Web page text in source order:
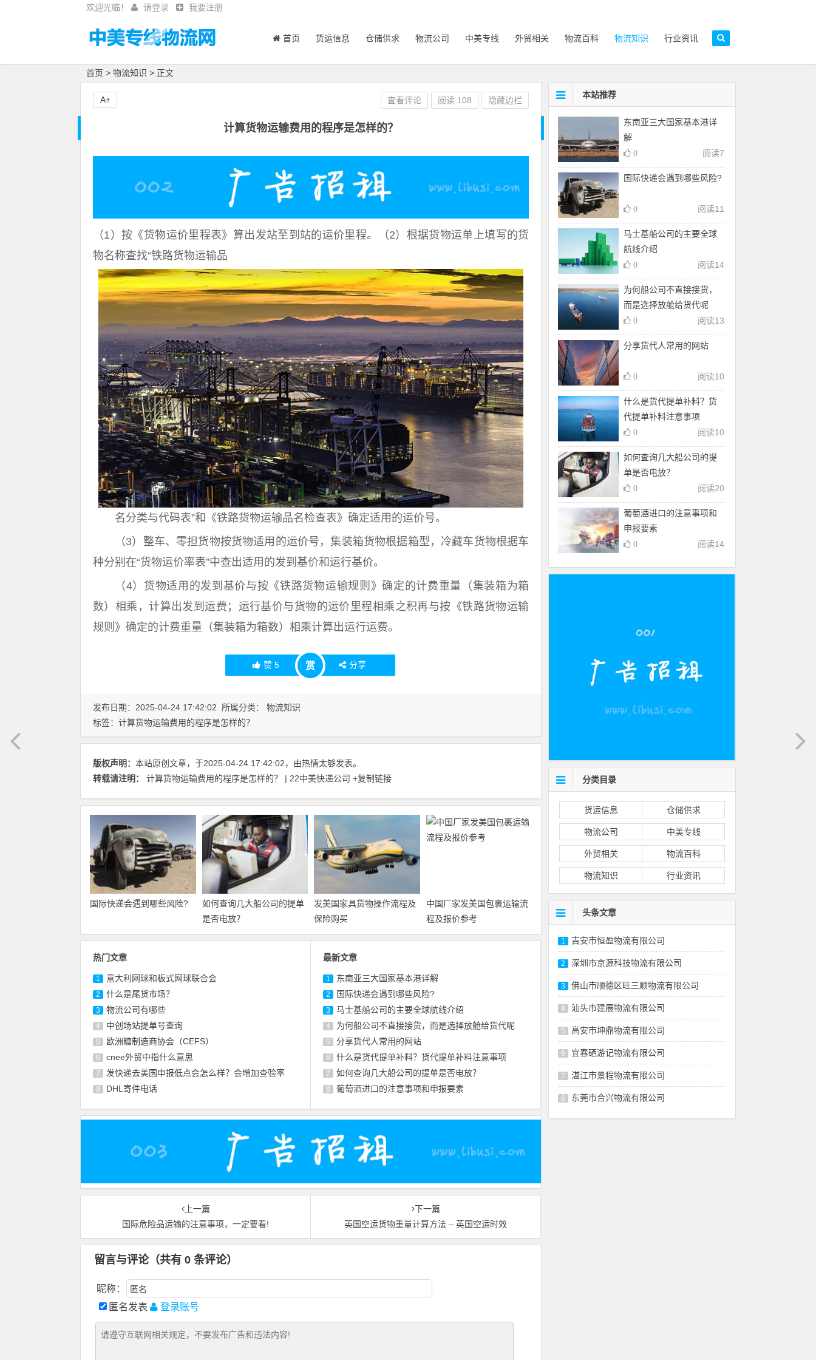
欢迎光临！ 请登录 我要注册
首页 货运信息 仓储供求 物流公司 中美专线 外贸相关 物流百科 物流知识 行业资讯
首页 > 物流知识 > 正文
计算货物运输费用的程序是怎样的？
（1）按《货物运价里程表》算出发站至到站的运价里程。（2）根据货物运单上填写的货
物名称查找“铁路货物运输品
名分类与代码表”和《铁路货物运输品名检查表》确定适用的运价号。
（3）整车、零担货物按货物适用的运价号，集装箱货物根据箱型，冷藏车货物根据车
种分别在“货物运价率表”中查出适用的发到基价和运行基价。
（4）货物适用的发到基价与按《铁路货物运输规则》确定的计费重量（集装箱为箱
数）相乘，计算出发到运费；运行基价与货物的运价里程相乘之积再与按《铁路货物运输
规则》确定的计费重量（集装箱为箱数）相乘计算出运行运费。
赞5 赏 分享
查看评论 阅读 108 隐藏边栏
A+
发布日期：2025-04-24 17:42:02 所属分类： 物流知识
标签： 计算货物运输费用的程序是怎样的？
版权声明： 本站原创文章，于2025-04-24 17:42:02，由热情太够发表。
转载请注明：
计算货物运输费用的程序是怎样的？ | 22中美快递公司 +复制链接
国际快递会遇到哪些风险?
如何查询几大船公司的提单
是否电放？
发美国家具货物操作流程及
保险购买
中国厂家发美国包裹运输流
程及报价参考
热门文章
1 意大利网球和板式网球联合会
2 什么是尾货市场？
3 物流公司有哪些
4 中创场站提单号查询
5 欧洲糖制造商协会（CEFS）
6 cnee外贸中指什么意思
7 发快递去美国申报低点会怎么样？会增加查验率
8 DHL寄件电话
最新文章
1 东南亚三大国家基本港详解
2 国际快递会遇到哪些风险?
3 马士基船公司的主要全球航线介绍
4 为何船公司不直接接货，而是选择放舱给货代呢
5 ​分享货代人常用的网站
6 什么是货代提单补料？货代提单补料注意事项
7 如何查询几大船公司的提单是否电放？
8 葡萄酒进口的注意事项和申报要素
上一篇
国际危险品运输的注意事项，一定要看!
下一篇
英国空运货物重量计算方法 – 英国空运时效
留言与评论（共有 0 条评论）
昵称：
匿名发表
登录账号
本站推荐
东南亚三大国家基本港详
解
阅读7
0
国际快递会遇到哪些风险?
阅读11
0
马士基船公司的主要全球
航线介绍
阅读14
0
为何船公司不直接接货，
而是选择放舱给货代呢
阅读13
0
​分享货代人常用的网站
阅读10
0
什么是货代提单补料？货
代提单补料注意事项
阅读10
0
如何查询几大船公司的提
单是否电放？
阅读20
0
葡萄酒进口的注意事项和
申报要素
阅读14
0
分类目录
货运信息 仓储供求
物流公司 中美专线
外贸相关 物流百科
物流知识 行业资讯
头条文章
1 吉安市恒盈物流有限公司
2 深圳市京源科技物流有限公司
3 佛山市顺德区旺三顺物流有限公司
4 汕头市建展物流有限公司
5 高安市坤鼎物流有限公司
6 宜春硒游记物流有限公司
7 湛江市景程物流有限公司
8 东莞市合兴物流有限公司